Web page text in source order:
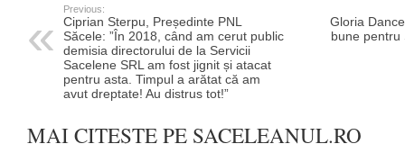
Previous:
Ciprian Sterpu, Președinte PNL
Săcele: ”În 2018, când am cerut public
demisia directorului de la Servicii
Sacelene SRL am fost jignit și atacat
pentru asta. Timpul a arătat că am
avut dreptate! Au distrus tot!”
Gloria
bune pentru
MAI CITEȘTE PE SACELEANUL.RO